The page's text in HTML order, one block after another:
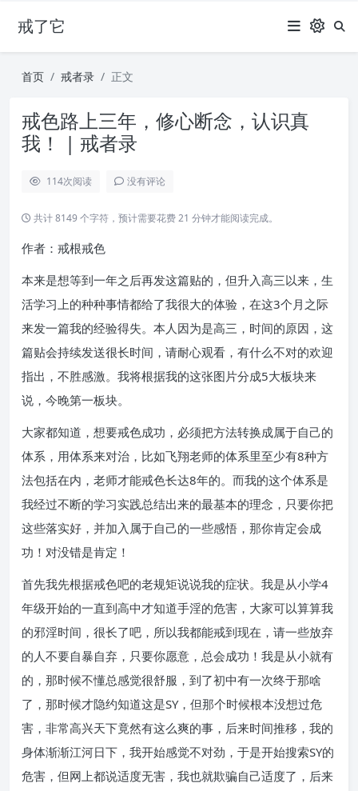
戒了它
首页 戒者录 正文
戒色路上三年，修心断念，认识真
我！ | 戒者录
114次阅读 没有评论
共计 8149 个字符，预计需要花费 21 分钟才能阅读完成。
作者：戒根戒色
本来是想等到一年之后再发这篇贴的，但升入高三以来，生
活学习上的种种事情都给了我很大的体验，在这3个月之际
来发一篇我的经验得失。本人因为是高三，时间的原因，这
篇贴会持续发送很长时间，请耐心观看，有什么不对的欢迎
指出，不胜感激。我将根据我的这张图片分成5大板块来
说，今晚第一板块。
大家都知道，想要戒色成功，必须把方法转换成属于自己的
体系，用体系来对治，比如飞翔老师的体系里至少有8种方
法包括在内，老师才能戒色长达8年的。而我的这个体系是
我经过不断的学习实践总结出来的最基本的理念，只要你把
这些落实好，并加入属于自己的一些感悟，那你肯定会成
功！对没错是肯定！
首先我先根据戒色吧的老规矩说说我的症状。我是从小学4
年级开始的一直到高中才知道手淫的危害，大家可以算算我
的邪淫时间，很长了吧，所以我都能戒到现在，请一些放弃
的人不要自暴自弃，只要你愿意，总会成功！我是从小就有
的，那时候不懂总感觉很舒服，到了初中有一次终于那啥
了，那时候才隐约知道这是SY，但那个时候根本没想过危
害，非常高兴天下竟然有这么爽的事，后来时间推移，我的
身体渐渐江河日下，我开始感觉不对劲，于是开始搜索SY的
危害，但网上都说适度无害，我也就欺骗自己适度了，后来